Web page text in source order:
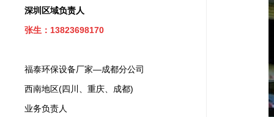
深圳区域负责人
张生：13823698170
福泰环保设备厂家—成都分公司
西南地区(四川、重庆、成都)
业务负责人